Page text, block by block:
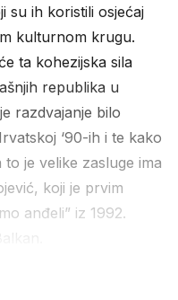
su ih koristili osjećaj
kulturnom krugu.
ta kohezijska sila
republika u
razdvajanje bilo
‘90-ih i te kako
je velike zasluge ima
koji je prvim
anđeli” iz 1992.